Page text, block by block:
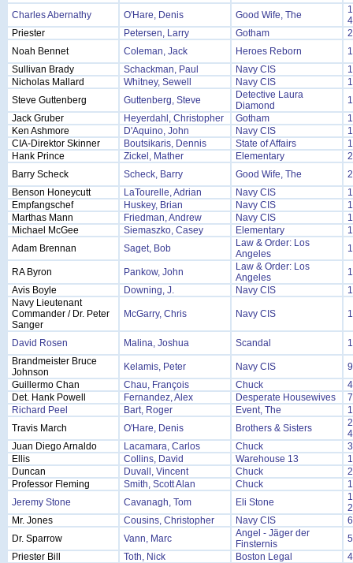
Charles Abernathy O'Hare, Denis Good Wife, The
Priester
Petersen, Larry Gotham
Noah Bennet
Coleman, Jack Heroes Reborn
Sullivan Brady
Schackman, Paul Navy CIS
Nicholas Mallard
Whitney, Sewell Navy CIS
Steve Guttenberg
Guttenberg, Steve
Detective Laura
Diamond
Jack Gruber
Heyerdahl, Christopher Gotham
Ken Ashmore
D'Aquino, John Navy CIS
CIA-Direktor Skinner
Boutsikaris, Dennis State of Affairs
Hank Prince
Zickel, Mather Elementary
Barry Scheck
Scheck, Barry Good Wife, The
Benson Honeycutt
LaTourelle, Adrian Navy CIS
Empfangschef
Huskey, Brian Navy CIS
Marthas Mann
Friedman, Andrew Navy CIS
Michael McGee
Siemaszko, Casey Elementary
Adam Brennan
Saget, Bob
Law & Order: Los
Angeles
RA Byron Pankow, John
Law & Order: Los
Angeles
Avis Boyle
Downing, J. Navy CIS
Navy Lieutenant
Commander / Dr. Peter
Sanger
McGarry, Chris Navy CIS
David Rosen Malina, Joshua Scandal
Brandmeister Bruce
Johnson
Kelamis, Peter Navy CIS
Guillermo Chan
Chau, François Chuck
Det. Hank Powell
Fernandez, Alex Desperate Housewives
Richard Peel
Bart, Roger Event, The
Travis March
O'Hare, Denis Brothers & Sisters
Juan Diego Arnaldo
Lacamara, Carlos Chuck
Ellis
Collins, David Warehouse 13
Duncan
Duvall, Vincent Chuck
Professor Fleming
Smith, Scott Alan Chuck
Jeremy Stone
Cavanagh, Tom Eli Stone
Mr. Jones
Cousins, Christopher Navy CIS
Dr. Sparrow
Vann, Marc
Angel - Jäger der
Finsternis
Priester Bill
Toth, Nick Boston Legal